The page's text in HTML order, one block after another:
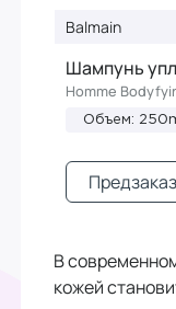
Balmain
Шампунь
Homme
Объем:
Предзаказ
В
кожей